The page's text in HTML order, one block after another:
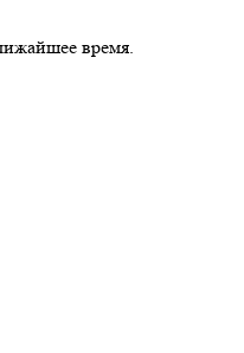
время.